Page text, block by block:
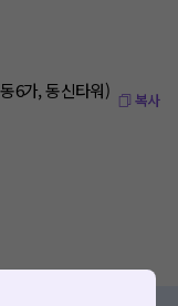
6가, 동신타워) 복사